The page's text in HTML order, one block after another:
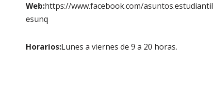
Web:https://www.facebook.com/asuntos.estudiantil
esunq
Horarios:Lunes a viernes de 9 a 20 horas.